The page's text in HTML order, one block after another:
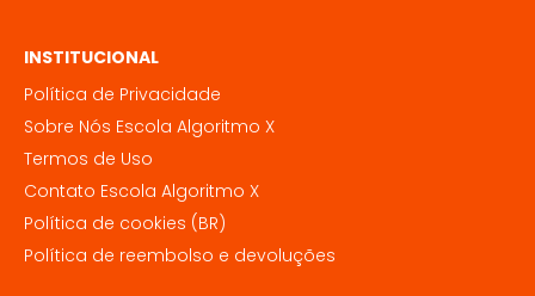
INSTITUCIONAL
Política de Privacidade
Sobre Nós Escola Algoritmo X
Termos de Uso
Contato Escola Algoritmo X
Política de cookies (BR)
Política de reembolso e devoluções